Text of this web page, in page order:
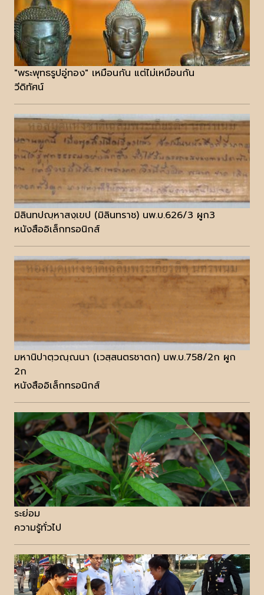
"พระพุทธรูปอู่ทอง" เหมือนกัน แต่ไม่เหมือนกัน
วีดิทัศน์
มิลินทปญฺหาสงฺเขป (มิลินทราช) นพ.บ.626/3 ผูก3
หนังสืออิเล็กทรอนิกส์
มหานิปาตฺวณฺณนา (เวสฺสนตรชาตก) นพ.บ.758/2ก ผูก
2ก
หนังสืออิเล็กทรอนิกส์
ระย่อม
ความรู้ทั่วไป